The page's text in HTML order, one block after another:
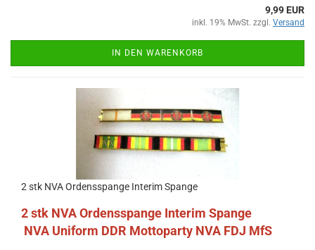
9,99 EUR
inkl. 19% MwSt. zzgl. Versand
IN DEN WARENKORB
2 stk NVA Ordensspange Interim Spange
2 stk NVA Ordensspange Interim Spange
NVA Uniform DDR Mottoparty NVA FDJ MfS